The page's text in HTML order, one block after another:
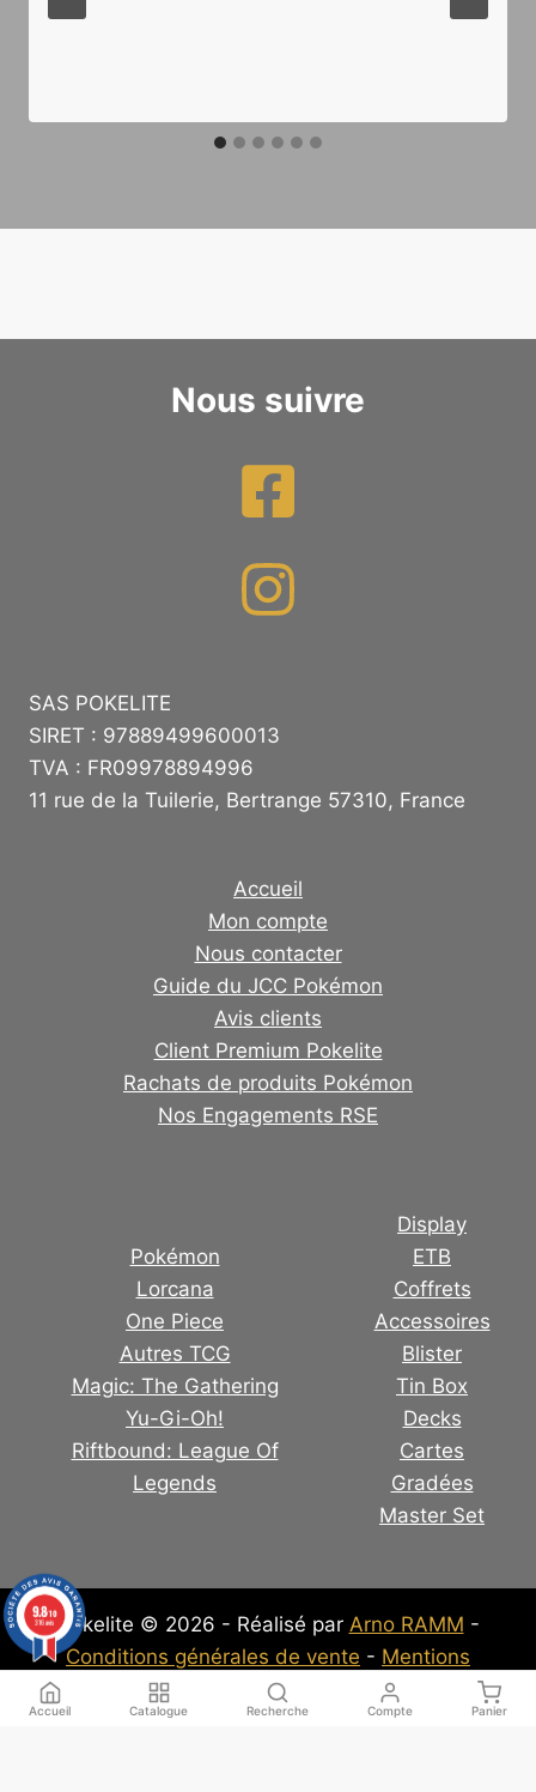
Nous suivre
SAS POKELITE
SIRET : 97889499600013
TVA : FR09978894996
11 rue de la Tuilerie, Bertrange 57310, France
Accueil
Mon compte
Nous contacter
Guide du JCC Pokémon
Avis clients
Client Premium Pokelite
Rachats de produits Pokémon
Nos Engagements RSE
Pokémon
Lorcana
One Piece
Autres TCG
Magic: The Gathering
Yu-Gi-Oh!
Riftbound: League Of
Legends
Display
ETB
Coffrets
Accessoires
Blister
Tin Box
Decks
Cartes
Gradées
Master Set
Pokelite © 2026 - Réalisé par Arno RAMM -
Conditions générales de vente - Mentions
Légales- Politique de confidentialité
Accueil Catalogue Recherche Compte Panier
9.8/10
316 avis